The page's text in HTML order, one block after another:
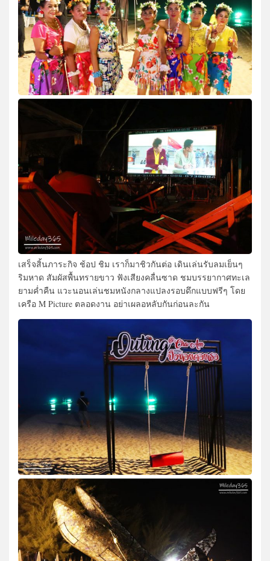
เสร็จสิ้นภาระกิจ ช้อป ชิม เราก็มาชิวกันต่อ เดินเล่นรับลมเย็นๆ
ริมหาด สัมผัสพื้นทรายขาว ฟังเสียงคลื่นซาด ชมบรรยากาศทะเล
ยามค่ำคืน แวะนอนเล่นชมหนังกลางแปลงรอบดึกแบบฟรีๆ โดย
เครือ M Picture ตลอดงาน อย่าเผลอหลับกันก่อนละกัน